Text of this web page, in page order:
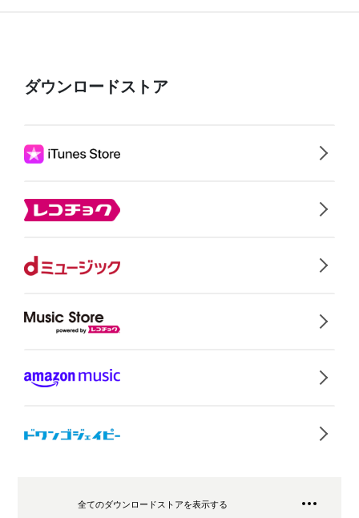
ダウンロードストア
全てのダウンロードストアを表示する